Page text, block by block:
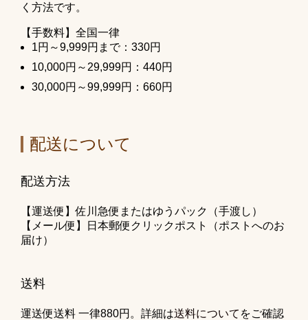
く方法です。
【手数料】全国一律
1円～9,999円まで：330円
10,000円～29,999円：440円
30,000円～99,999円：660円
配送について
配送方法
【運送便】佐川急便またはゆうパック（手渡し）
【メール便】日本郵便クリックポスト（ポストへのお
届け）
送料
運送便送料 一律880円。詳細は送料について をご確認